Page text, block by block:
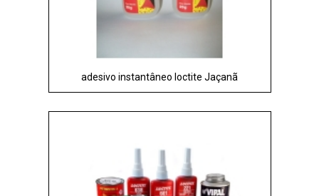
adesivo instantâneo loctite Jaçanã